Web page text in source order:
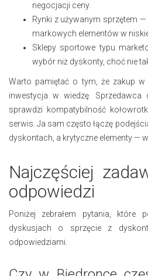
negocjacji ceny.
Rynki z używanym sprzętem
markowych elementów w
Sklepy sportowe typu
wybór niż dyskonty, choć nie
Warto pamiętać o tym, że zakup
inwestycja w wiedzę. Sprzedawca
sprawdzi kompatybilność
serwis. Ja sam często łączę
dyskontach, a krytyczne elementy —
Najczęściej
odpowiedzi
Poniżej zebrałem pytania, które
dyskusjach o sprzęcie z
odpowiedziami.